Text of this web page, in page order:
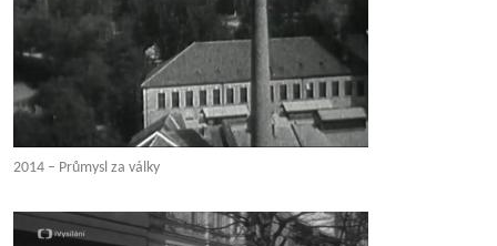
2014 – Průmysl za války